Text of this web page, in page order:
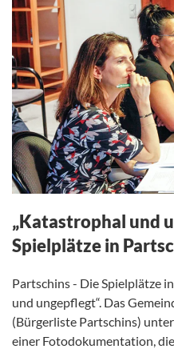
„Katastrophal und
Spielplätze in
Partschins - Die Spielplätze
und ungepflegt“. Das
(Bürgerliste Partschins)
einer Fotodokumentation,